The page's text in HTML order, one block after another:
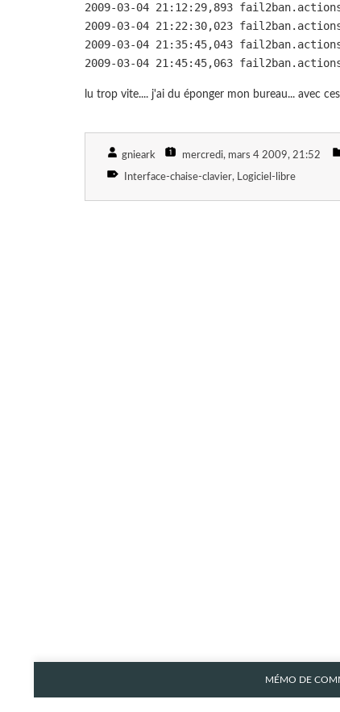
2009-03-04 21:12:29,893
2009-03-04 21:22:30,023
2009-03-04 21:35:45,043
2009-03-04 21:45:45,063
lu trop vite.... j'ai du éponger mon bureau... avec
gnieark mercredi, mars 4 2009, 21:52
Interface-chaise-clavier Logiciel-libre
MÉMO DE